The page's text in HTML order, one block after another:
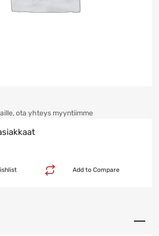
ota yhteys myyntiimme
Add to Compare